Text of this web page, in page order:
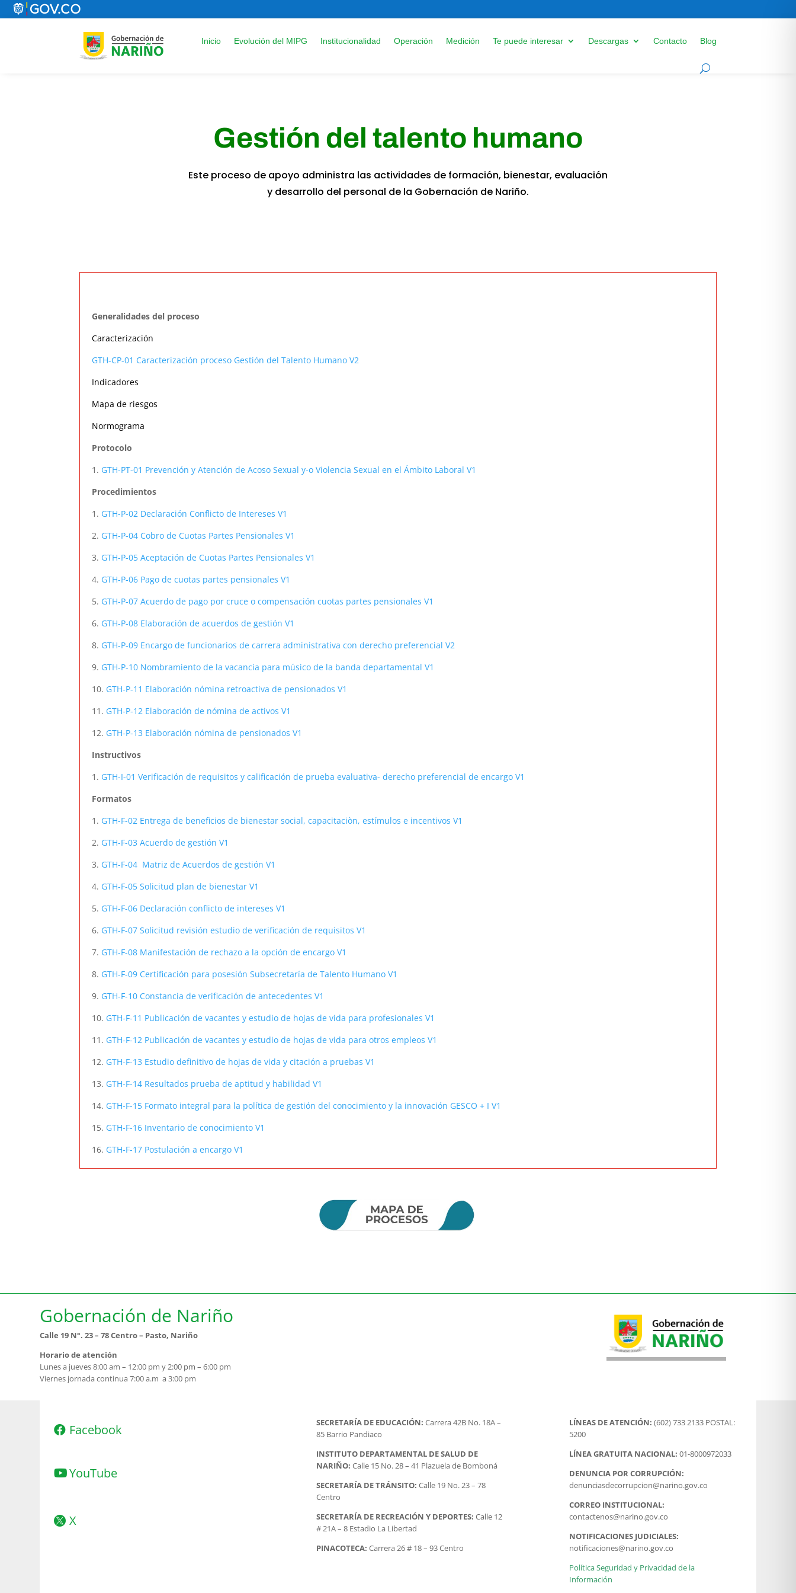
Inicio Evolución del MIPG Institucionalidad Operación Medición Te puede interesar Descargas Contacto Blog
Gestión del talento humano
Este proceso de apoyo administra las actividades de formación, bienestar, evaluación
y desarrollo del personal de la Gobernación de Nariño.
Generalidades del proceso
Caracterización
GTH-CP-01 Caracterización proceso Gestión del Talento Humano V2
Indicadores
Mapa de riesgos
Normograma
Protocolo
1. GTH-PT-01 Prevención y Atención de Acoso Sexual y-o Violencia Sexual en el Ámbito Laboral V1
Procedimientos
1. GTH-P-02 Declaración Conflicto de Intereses V1
2. GTH-P-04 Cobro de Cuotas Partes Pensionales V1
3. GTH-P-05 Aceptación de Cuotas Partes Pensionales V1
4. GTH-P-06 Pago de cuotas partes pensionales V1
5. GTH-P-07 Acuerdo de pago por cruce o compensación cuotas partes pensionales V1
6. GTH-P-08 Elaboración de acuerdos de gestión V1
8. GTH-P-09 Encargo de funcionarios de carrera administrativa con derecho preferencial V2
9. GTH-P-10 Nombramiento de la vacancia para músico de la banda departamental V1
10. GTH-P-11 Elaboración nómina retroactiva de pensionados V1
11. GTH-P-12 Elaboración de nómina de activos V1
12. GTH-P-13 Elaboración nómina de pensionados V1
Instructivos
1. GTH-I-01 Verificación de requisitos y calificación de prueba evaluativa- derecho preferencial de encargo V1
Formatos
1. GTH-F-02 Entrega de beneficios de bienestar social, capacitaciòn, estímulos e incentivos V1
2. GTH-F-03 Acuerdo de gestión V1
3. GTH-F-04 Matriz de Acuerdos de gestión V1
4. GTH-F-05 Solicitud plan de bienestar V1
5. GTH-F-06 Declaración conflicto de intereses V1
6. GTH-F-07 Solicitud revisión estudio de verificación de requisitos V1
7. GTH-F-08 Manifestación de rechazo a la opción de encargo V1
8. GTH-F-09 Certificación para posesión Subsecretaría de Talento Humano V1
9. GTH-F-10 Constancia de verificación de antecedentes V1
10. GTH-F-11 Publicación de vacantes y estudio de hojas de vida para profesionales V1
11. GTH-F-12 Publicación de vacantes y estudio de hojas de vida para otros empleos V1
12. GTH-F-13 Estudio definitivo de hojas de vida y citación a pruebas V1
13. GTH-F-14 Resultados prueba de aptitud y habilidad V1
14. GTH-F-15 Formato integral para la política de gestión del conocimiento y la innovación GESCO + I V1
15. GTH-F-16 Inventario de conocimiento V1
16. GTH-F-17 Postulación a encargo V1
Gobernación de Nariño
Calle 19 N°. 23 – 78 Centro – Pasto, Nariño
Horario de atención
Lunes a jueves 8:00 am – 12:00 pm y 2:00 pm – 6:00 pm
Viernes jornada continua 7:00 a.m a 3:00 pm
Facebook
YouTube
X
SECRETARÍA DE EDUCACIÓN: Carrera 42B No. 18A –
85 Barrio Pandiaco
INSTITUTO DEPARTAMENTAL DE SALUD DE
NARIÑO: Calle 15 No. 28 – 41 Plazuela de Bomboná
SECRETARÍA DE TRÁNSITO: Calle 19 No. 23 – 78
Centro
SECRETARÍA DE RECREACIÓN Y DEPORTES: Calle 12
# 21A – 8 Estadio La Libertad
PINACOTECA: Carrera 26 # 18 – 93 Centro
LÍNEAS DE ATENCIÓN: (602) 733 2133 POSTAL:
5200
LÍNEA GRATUITA NACIONAL: 01-8000972033
DENUNCIA POR CORRUPCIÓN:
denunciasdecorrupcion@narino.gov.co
CORREO INSTITUCIONAL:
contactenos@narino.gov.co
NOTIFICACIONES JUDICIALES:
notificaciones@narino.gov.co
Política Seguridad y Privacidad de la
Información